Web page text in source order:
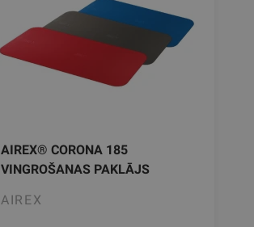
AIREX® CORONA 185
VINGROŠANAS PAKLĀJS
AIREX